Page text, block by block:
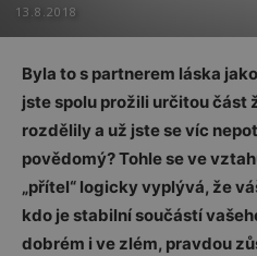
13.8.2018
Byla to s partnerem láska
jste spolu prožili určitou část
rozdělily a už jste se víc
povědomý? Tohle se ve
„přítel“ logicky vyplývá, že
kdo je stabilní součástí
dobrém i ve zlém, pravdou